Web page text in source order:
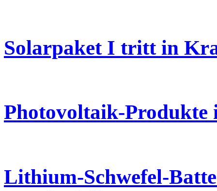
Solarpaket I tritt in
Photovoltaik-
Lithium-Schwefel-